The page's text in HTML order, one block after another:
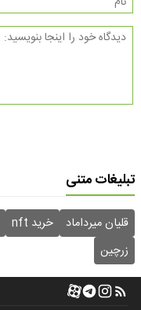
تبلیغات متنی
قلیان میرداماد خرید nft
زرچین